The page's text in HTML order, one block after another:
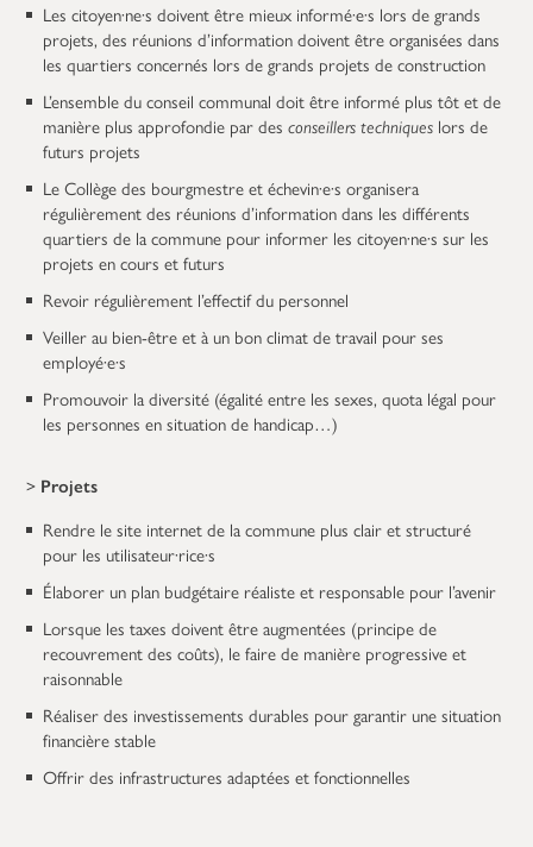
Les citoyen·ne·s doivent être mieux informé·e·s lors de grands
projets, des réunions d’information doivent être organisées dans
les quartiers concernés lors de grands projets de construction
L’ensemble du conseil communal doit être informé plus tôt et de
manière plus approfondie par desconseillers techniques lors de
futurs projets
Le Collège des bourgmestre et échevin·e·s organisera
régulièrement des réunions d’information dans les différents
quartiers de la commune pour informer les citoyen·ne·s sur les
projets en cours et futurs
Revoir régulièrement l’effectif du personnel
Veiller au bien-être et à un bon climat de travail pour ses
employé·e·s
Promouvoir la diversité (égalité entre les sexes, quota légal pour
les personnes en situation de handicap…)
> Projets
Rendre le site internet de la commune plus clair et structuré
pour les utilisateur·rice·s
Élaborer un plan budgétaire réaliste et responsable pour l’avenir
Lorsque les taxes doivent être augmentées (principe de
recouvrement des coûts), le faire de manière progressive et
raisonnable
Réaliser des investissements durables pour garantir une situation
financière stable
Offrir des infrastructures adaptées et fonctionnelles